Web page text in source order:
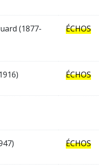
(1877-
ÉCHOS
ÉCHOS
ÉCHOS